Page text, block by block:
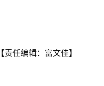
【责任编辑：富文佳】